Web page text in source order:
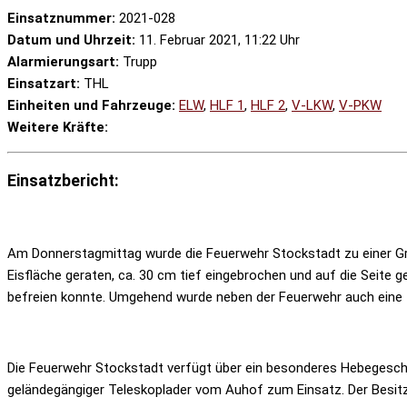
Einsatznummer: 2021-028
Datum und Uhrzeit: 11. Februar 2021, 11:22 Uhr
Alarmierungsart: Trupp
Einsatzart: THL
Einheiten und Fahrzeuge: ELW, HLF 1, HLF 2, V-LKW, V-PKW
Weitere Kräfte:
Einsatzbericht:
Am Donnerstagmittag wurde die Feuerwehr Stockstadt zu einer
Eisfläche geraten, ca. 30 cm tief eingebrochen und auf die Seite
befreien konnte. Umgehend wurde neben der Feuerwehr auch
Die Feuerwehr Stockstadt verfügt über ein besonderes
geländegängiger Teleskoplader vom Auhof zum Einsatz. Der